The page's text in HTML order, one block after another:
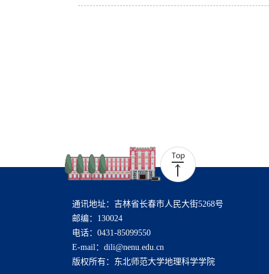
通讯地址：吉林省长春市人民大街5268号
邮编：130024
电话：0431-85099550
E-mail：dili@nenu.edu.cn
版权所有：东北师范大学地理科学学院